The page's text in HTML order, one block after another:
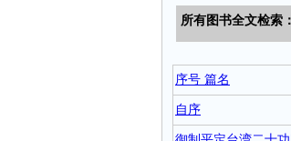
序号 篇名
自序